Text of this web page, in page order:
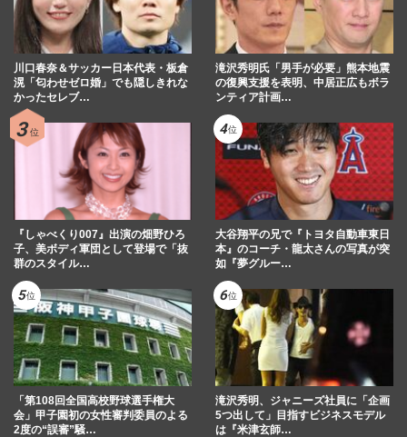
川口春奈＆サッカー日本代表・板倉
滉「匂わせゼロ婚」でも隠しきれな
かったセレブ…
滝沢秀明氏「男手が必要」熊本地震
の復興支援を表明、中居正広もボラ
ンティア計画…
『しゃべくり007』出演の畑野ひろ
子、美ボディ軍団として登場で「抜
群のスタイル…
大谷翔平の兄で『トヨタ自動車東日
本』のコーチ・龍太さんの写真が突
如『夢グルー…
「第108回全国高校野球選手権大
会」甲子園初の女性審判委員のよる
2度の“誤審”騒…
滝沢秀明、ジャニーズ社員に「企画
5つ出して」目指すビジネスモデル
は『米津玄師…